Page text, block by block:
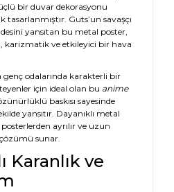
bir duvar dekorasyonu
Guts’un savaşçı
yansıtan bu metal poster,
karizmatik ve etkileyici bir hava
genç odalarında karakterli bir
için ideal olan bu anime
baskısı sayesinde
yansıtır. Dayanıklı metal
posterlerden ayrılır ve uzun
sunar.
Karanlık ve